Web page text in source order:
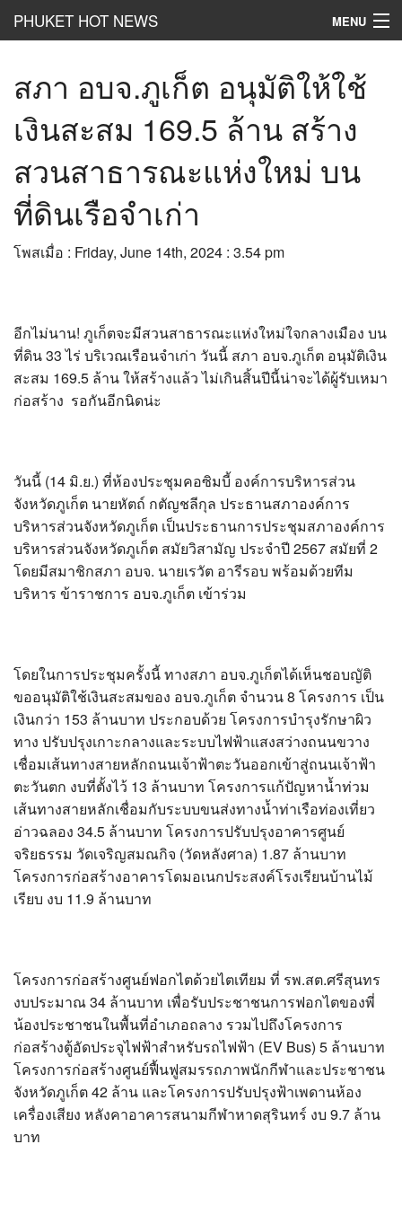
PHUKET HOT NEWS MENU
Hot Clip
HotList
Hot Gossip
Hot Business
เที่ยว ชิม ช๊อป
PR News
อยากบอกอยากเล่า
สภา อบจ.ภูเก็ต อนุมัติให้ใช้
เงินสะสม 169.5 ล้าน สร้าง
สวนสาธารณะแห่งใหม่ บน
ที่ดินเรือจำเก่า
โพสเมื่อ : Friday, June 14th, 2024 : 3.54 pm
อีกไม่นาน! ภูเก็ตจะมีสวนสาธารณะแห่งใหม่ใจกลางเมือง บน
ที่ดิน 33 ไร่ บริเวณเรือนจำเก่า วันนี้ สภา อบจ.ภูเก็ต อนุมัติเงิน
สะสม 169.5 ล้าน ให้สร้างแล้ว ไม่เกินสิ้นปีนี้น่าจะได้ผู้รับเหมา
ก่อสร้าง รอกันอีกนิดน่ะ
วันนี้ (14 มิ.ย.) ที่ห้องประชุมคอซิมบี้ องค์การบริหารส่วน
จังหวัดภูเก็ต นายหัตถ์ กตัญชลีกุล ประธานสภาองค์การ
บริหารส่วนจังหวัดภูเก็ต เป็นประธานการประชุมสภาองค์การ
บริหารส่วนจังหวัดภูเก็ต สมัยวิสามัญ ประจำปี 2567 สมัยที่ 2
โดยมีสมาชิกสภา อบจ. นายเรวัต อารีรอบ พร้อมด้วยทีม
บริหาร ข้าราชการ อบจ.ภูเก็ต เข้าร่วม
โดยในการประชุมครั้งนี้ ทางสภา อบจ.ภูเก็ตได้เห็นชอบญัติ
ขออนุมัติใช้เงินสะสมของ อบจ.ภูเก็ต จำนวน 8 โครงการ เป็น
เงินกว่า 153 ล้านบาท ประกอบด้วย โครงการบำรุงรักษาผิว
ทาง ปรับปรุงเกาะกลางและระบบไฟฟ้าแสงสว่างถนนขวาง
เชื่อมเส้นทางสายหลักถนนเจ้าฟ้าตะวันออกเข้าสู่ถนนเจ้าฟ้า
ตะวันตก งบที่ตั้งไว้ 13 ล้านบาท โครงการแก้ปัญหาน้ำท่วม
เส้นทางสายหลักเชื่อมกับระบบขนส่งทางน้ำท่าเรือท่องเที่ยว
อ่าวฉลอง 34.5 ล้านบาท โครงการปรับปรุงอาคารศูนย์
จริยธรรม วัดเจริญสมณกิจ (วัดหลังศาล) 1.87 ล้านบาท
โครงการก่อสร้างอาคารโดมอเนกประสงค์โรงเรียนบ้านไม้
เรียบ งบ 11.9 ล้านบาท
โครงการก่อสร้างศูนย์ฟอกไตด้วยไตเทียม ที่ รพ.สต.ศรีสุนทร
งบประมาณ 34 ล้านบาท เพื่อรับประชาชนการฟอกไตของพี่
น้องประชาชนในพื้นที่อำเภอถลาง รวมไปถึงโครงการ
ก่อสร้างตู้อัดประจุไฟฟ้าสำหรับรถไฟฟ้า (EV Bus) 5 ล้านบาท
โครงการก่อสร้างศูนย์ฟื้นฟูสมรรถภาพนักกีฬาและประชาชน
จังหวัดภูเก็ต 42 ล้าน และโครงการปรับปรุงฟ้าเพดานห้อง
เครื่องเสียง หลังคาอาคารสนามกีฬาหาดสุรินทร์ งบ 9.7 ล้าน
บาท